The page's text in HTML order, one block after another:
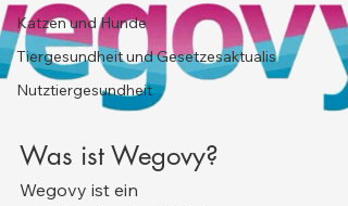
Katzen und Hunde
Tiergesundheit und Gesetzesaktualis
Nutztiergesundheit
Was ist Wegovy?
Wegovy ist ein